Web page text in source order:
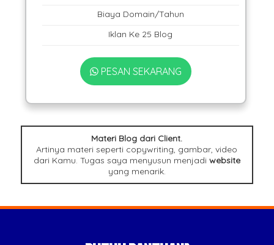
Biaya Domain/Tahun
Iklan Ke 25 Blog
PESAN SEKARANG
Materi Blog dari Client.
Artinya materi seperti copywriting, gambar, video
dari Kamu. Tugas saya menyusun menjadi website
yang menarik.